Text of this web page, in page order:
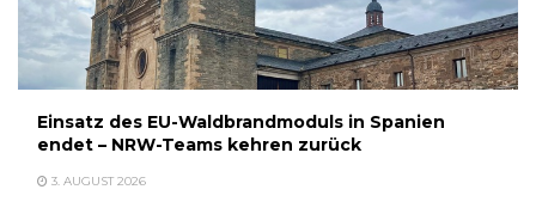
Einsatz des EU-Waldbrandmoduls in Spanien
endet – NRW-Teams kehren zurück
3. AUGUST 2026